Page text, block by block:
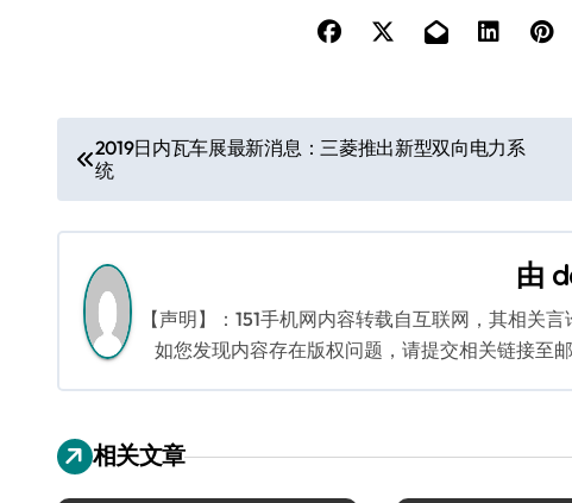
文
章
导
航
2019日内瓦车展最新消息：三菱推出新型双向电力系
统
由
【声明】：151手机网内容转载自互联网，其相关
如您发现内容存在版权问题，请提交相关链接至
相关文章